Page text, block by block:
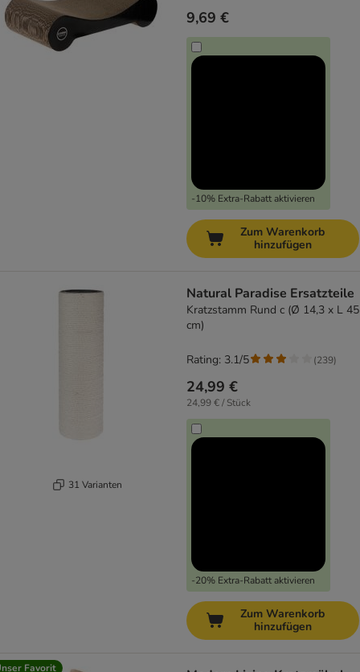
9,69 €
-10% Extra-Rabatt aktivieren
Zum Warenkorb
hinzufügen
31 Varianten
Natural Paradise Ersatzteile
Kratzstamm Rund c (Ø 14,3 x L 45
cm)
24,99 €
24,99 € / Stück
-20% Extra-Rabatt aktivieren
Rating: 3.1/5 (239)
Zum Warenkorb
hinzufügen
Favorit